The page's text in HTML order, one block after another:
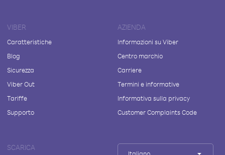
VIBER
Caratteristiche
Blog
Sicurezza
Viber Out
Tariffe
Supporto
AZIENDA
Informazioni su Viber
Centro marchio
Carriere
Termini e informative
Informativa sulla privacy
Customer Complaints Code
SCARICA